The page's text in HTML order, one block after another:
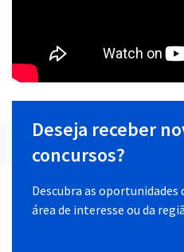
Deseja receber
concursos?
Descubra as oportunidades
área de interesse ou da